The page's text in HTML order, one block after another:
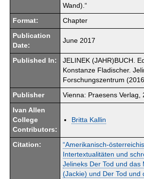
Wand).“
Format: Chapter
Publication
Date:
June 2017
Published In:
JELINEK (JAHR)BUCH.
Konstanze Fladischer.
Forschungszentrum
Publisher Vienna: Praesens Verlag,
Ivan Allen
College
Contributors:
Britta Kallin
Citation:
“Amerikanisch-
Intertextualitäten und
Jelineks Der Tod und das
(Jackie) und Der Tod und